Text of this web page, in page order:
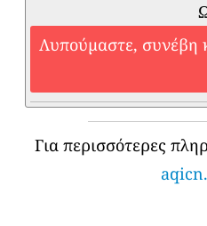
Λυπούμαστε, συνέβη
Για περισσότερες